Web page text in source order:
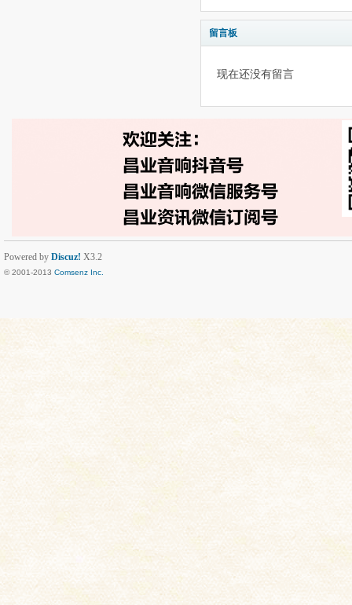
留言板
现在还没有留言
Powered by Discuz! X3.2
© 2001-2013 Comsenz Inc.